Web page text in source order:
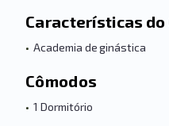
Características do
• Academia de ginástica
Cômodos
• 1 Dormitório